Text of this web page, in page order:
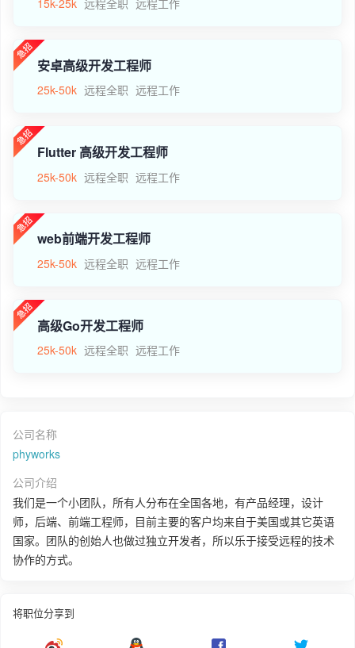
15k-25k 远程全职 远程工作
安卓高级开发工程师
25k-50k 远程全职 远程工作
Flutter 高级开发工程师
25k-50k 远程全职 远程工作
web前端开发工程师
25k-50k 远程全职 远程工作
高级Go开发工程师
25k-50k 远程全职 远程工作
公司名称
phyworks
公司介绍
我们是一个小团队，所有人分布在全国各地，有产品经理，设计
师，后端、前端工程师，目前主要的客户均来自于美国或其它英语
国家。团队的创始人也做过独立开发者，所以乐于接受远程的技术
协作的方式。
将职位分享到